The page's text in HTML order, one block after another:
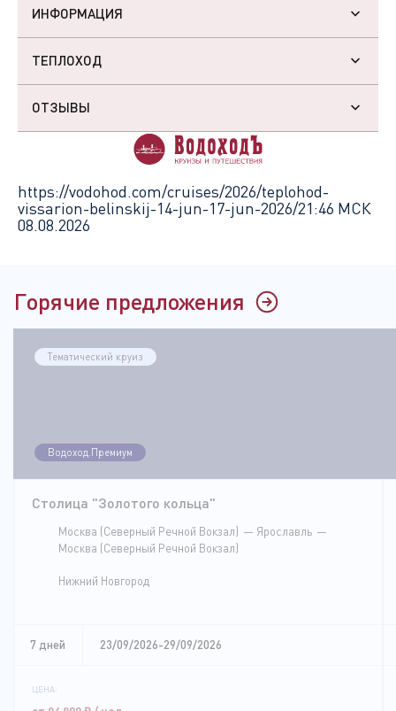
ИНФОРМАЦИЯ
ТЕПЛОХОД
ОТЗЫВЫ
https://vodohod.com/cruises/2026/teplohod-
vissarion-belinskij-14-jun-17-jun-2026/21:46 МСК
08.08.2026
Горячие предложения
Тематический круиз
Водоход.Премиум
Столица "Золотого кольца"
Москва (Северный Речной Вокзал)
Ярославль
Москва (Северный Речной Вокзал)
Нижний Новгород
7 дней 23/09/2026-29/09/2026
ЦЕНА: